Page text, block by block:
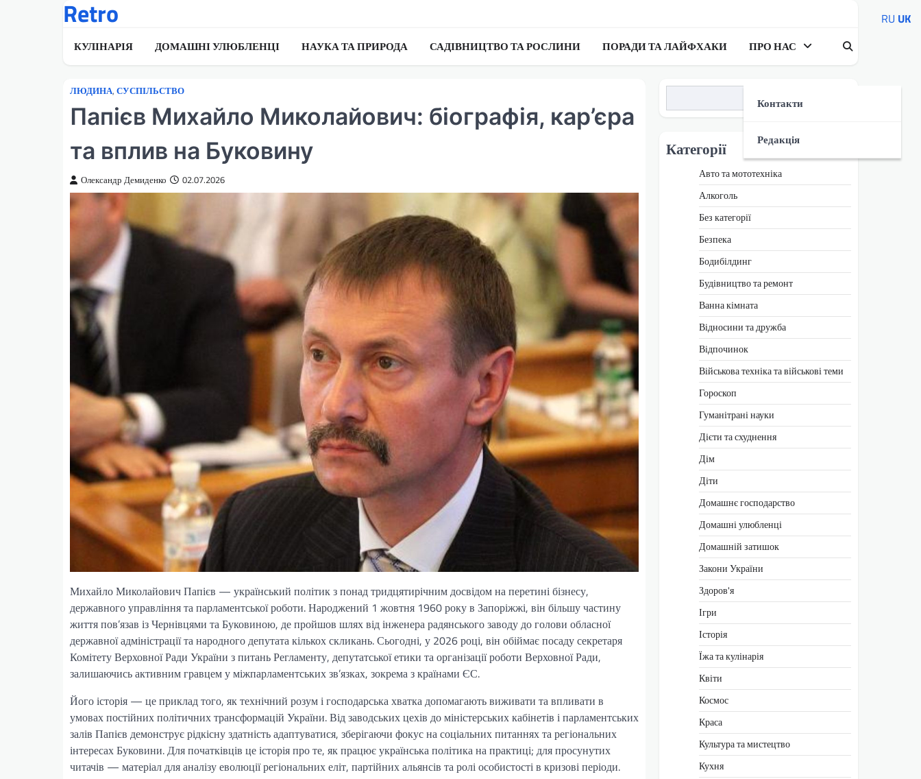
Retro
КУЛІНАРІЯ ДОМАШНІ УЛЮБЛЕНЦІ НАУКА ТА ПРИРОДА САДІВНИЦТВО ТА РОСЛИНИ ПОРАДИ ТА ЛАЙФХАКИ ПРО НАС
Контакти
Редакція
ЛЮДИНА, СУСПІЛЬСТВО
Папієв Михайло Миколайович: біографія, кар’єра
та вплив на Буковину
Олександр Демиденко 02.07.2026
Михайло Миколайович Папієв — український політик з понад тридцятирічним досвідом на перетині бізнесу,
державного управління та парламентської роботи. Народжений 1 жовтня 1960 року в Запоріжжі, він більшу частину
життя пов’язав із Чернівцями та Буковиною, де пройшов шлях від інженера радянського заводу до голови обласної
державної адміністрації та народного депутата кількох скликань. Сьогодні, у 2026 році, він обіймає посаду секретаря
Комітету Верховної Ради України з питань Регламенту, депутатської етики та організації роботи Верховної Ради,
залишаючись активним гравцем у міжпарламентських зв’язках, зокрема з країнами ЄС.
Його історія — це приклад того, як технічний розум і господарська хватка допомагають виживати та впливати в
умовах постійних політичних трансформацій України. Від заводських цехів до міністерських кабінетів і парламентських
залів Папієв демонструє рідкісну здатність адаптуватися, зберігаючи фокус на соціальних питаннях та регіональних
інтересах Буковини. Для початківців це історія про те, як працює українська політика на практиці; для просунутих
читачів — матеріал для аналізу еволюції регіональних еліт, партійних альянсів та ролі особистості в кризові періоди.
Категорії
Авто та мототехніка
Алкоголь
Без категорії
Безпека
Бодибілдинг
Будівництво та ремонт
Ванна кімната
Відносини та дружба
Відпочинок
Військова техніка та військові теми
Гороскоп
Гуманітрані науки
Дієти та схуднення
Дім
Діти
Домашнє господарство
Домашні улюбленці
Домашній затишок
Закони України
Здоров'я
Ігри
Історія
Їжа та кулінарія
Квіти
Космос
Краса
Культура та мистецтво
Кухня
RU UK